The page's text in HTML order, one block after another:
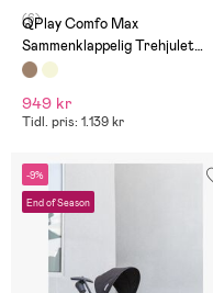
(6)
QPlay Comfo Max
Sammenklappelig Trehjulet
Cykel, Coffee
949 kr
Tidl. pris: 1.139 kr
-9%
End of Season